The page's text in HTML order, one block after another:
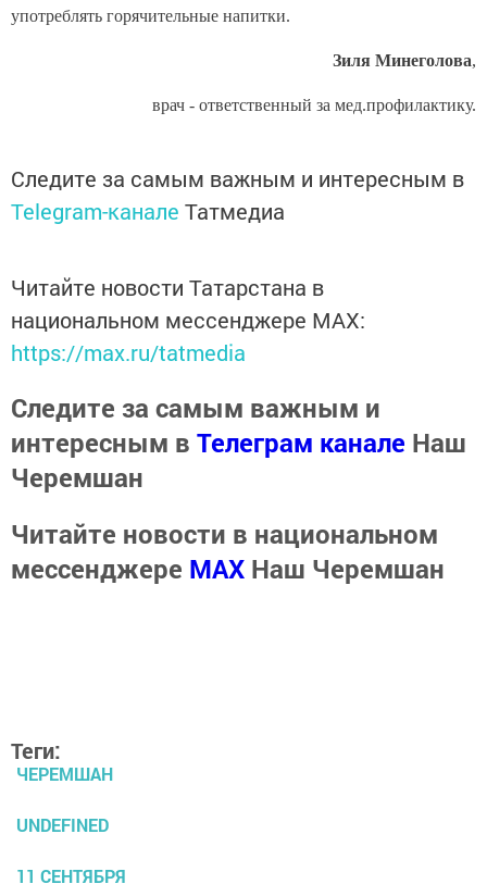
употреблять горячительные напитки.
Зиля Минеголова,
врач - ответственный за мед.профилактику.
Следите за самым важным и интересным в
Telegram-канале Татмедиа
Читайте новости Татарстана в
национальном мессенджере MАХ:
https://max.ru/tatmedia
Следите за самым важным и
интересным в Телеграм канале Наш
Черемшан
Читайте новости в национальном
мессенджере MАХ Наш Черемшан
Теги:
ЧЕРЕМШАН
UNDEFINED
11 СЕНТЯБРЯ